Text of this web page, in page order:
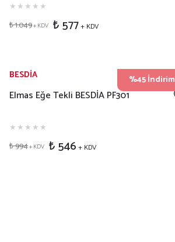
₺ 1.049+ KDV ₺ 577+ KDV
%45 İndirim
BESDİA
Elmas Eğe Tekli BESDİA PF301
₺ 994+ KDV ₺ 546 + KDV